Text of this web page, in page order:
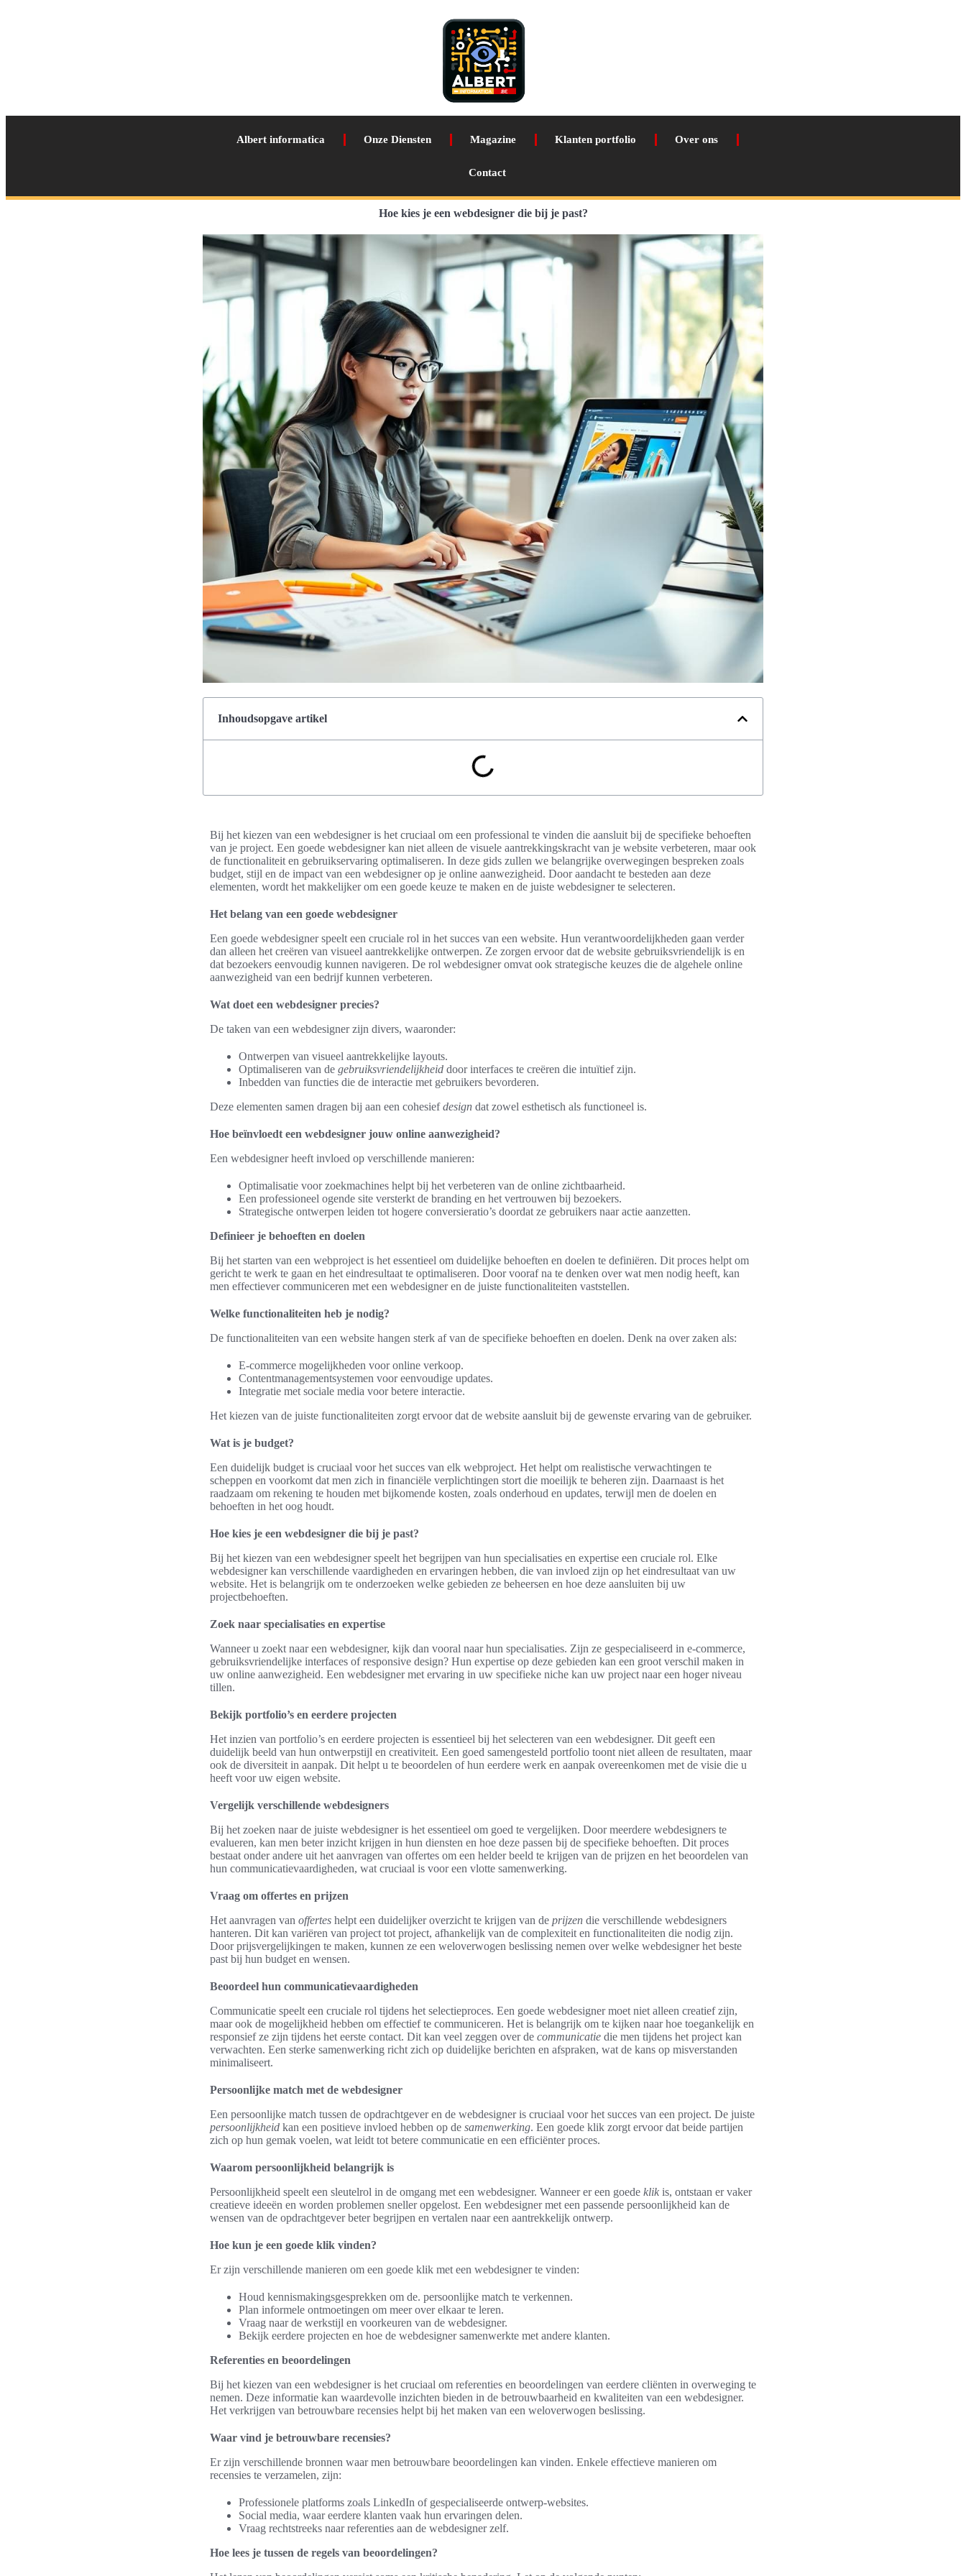
Albert informatica Onze Diensten Magazine Klanten portfolio Over ons
Contact
Hoe kies je een webdesigner die bij je past?
Inhoudsopgave artikel
Bij het kiezen van een webdesigner is het cruciaal om een professional te vinden die aansluit bij de specifieke behoeften
van je project. Een goede webdesigner kan niet alleen de visuele aantrekkingskracht van je website verbeteren, maar ook
de functionaliteit en gebruikservaring optimaliseren. In deze gids zullen we belangrijke overwegingen bespreken zoals
budget, stijl en de impact van een webdesigner op je online aanwezigheid. Door aandacht te besteden aan deze
elementen, wordt het makkelijker om een goede keuze te maken en de juiste webdesigner te selecteren.
Het belang van een goede webdesigner
Een goede webdesigner speelt een cruciale rol in het succes van een website. Hun verantwoordelijkheden gaan verder
dan alleen het creëren van visueel aantrekkelijke ontwerpen. Ze zorgen ervoor dat de website gebruiksvriendelijk is en
dat bezoekers eenvoudig kunnen navigeren. De rol webdesigner omvat ook strategische keuzes die de algehele online
aanwezigheid van een bedrijf kunnen verbeteren.
Wat doet een webdesigner precies?
De taken van een webdesigner zijn divers, waaronder:
Ontwerpen van visueel aantrekkelijke layouts.
Optimaliseren van de gebruiksvriendelijkheid door interfaces te creëren die intuïtief zijn.
Inbedden van functies die de interactie met gebruikers bevorderen.
Deze elementen samen dragen bij aan een cohesiefdesign dat zowel esthetisch als functioneel is.
Hoe beïnvloedt een webdesigner jouw online aanwezigheid?
Een webdesigner heeft invloed op verschillende manieren:
Optimalisatie voor zoekmachines helpt bij het verbeteren van de online zichtbaarheid.
Een professioneel ogende site versterkt de branding en het vertrouwen bij bezoekers.
Strategische ontwerpen leiden tot hogere conversieratio’s doordat ze gebruikers naar actie aanzetten.
Definieer je behoeften en doelen
Bij het starten van een webproject is het essentieel om duidelijke behoeften en doelen te definiëren. Dit proces helpt om
gericht te werk te gaan en het eindresultaat te optimaliseren. Door vooraf na te denken over wat men nodig heeft, kan
men effectiever communiceren met een webdesigner en de juiste functionaliteiten vaststellen.
Welke functionaliteiten heb je nodig?
De functionaliteiten van een website hangen sterk af van de specifieke behoeften en doelen. Denk na over zaken als:
E-commerce mogelijkheden voor online verkoop.
Contentmanagementsystemen voor eenvoudige updates.
Integratie met sociale media voor betere interactie.
Het kiezen van de juiste functionaliteiten zorgt ervoor dat de website aansluit bij de gewenste ervaring van de gebruiker.
Wat is je budget?
Een duidelijk budget is cruciaal voor het succes van elk webproject. Het helpt om realistische verwachtingen te
scheppen en voorkomt dat men zich in financiële verplichtingen stort die moeilijk te beheren zijn. Daarnaast is het
raadzaam om rekening te houden met bijkomende kosten, zoals onderhoud en updates, terwijl men de doelen en
behoeften in het oog houdt.
Hoe kies je een webdesigner die bij je past?
Bij het kiezen van een webdesigner speelt het begrijpen van hun specialisaties en expertise een cruciale rol. Elke
webdesigner kan verschillende vaardigheden en ervaringen hebben, die van invloed zijn op het eindresultaat van uw
website. Het is belangrijk om te onderzoeken welke gebieden ze beheersen en hoe deze aansluiten bij uw
projectbehoeften.
Zoek naar specialisaties en expertise
Wanneer u zoekt naar een webdesigner, kijk dan vooral naar hun specialisaties. Zijn ze gespecialiseerd in e-commerce,
gebruiksvriendelijke interfaces of responsive design? Hun expertise op deze gebieden kan een groot verschil maken in
uw online aanwezigheid. Een webdesigner met ervaring in uw specifieke niche kan uw project naar een hoger niveau
tillen.
Bekijk portfolio’s en eerdere projecten
Het inzien van portfolio’s en eerdere projecten is essentieel bij het selecteren van een webdesigner. Dit geeft een
duidelijk beeld van hun ontwerpstijl en creativiteit. Een goed samengesteld portfolio toont niet alleen de resultaten, maar
ook de diversiteit in aanpak. Dit helpt u te beoordelen of hun eerdere werk en aanpak overeenkomen met de visie die u
heeft voor uw eigen website.
Vergelijk verschillende webdesigners
Bij het zoeken naar de juiste webdesigner is het essentieel om goed te vergelijken. Door meerdere webdesigners te
evalueren, kan men beter inzicht krijgen in hun diensten en hoe deze passen bij de specifieke behoeften. Dit proces
bestaat onder andere uit het aanvragen van offertes om een helder beeld te krijgen van de prijzen en het beoordelen van
hun communicatievaardigheden, wat cruciaal is voor een vlotte samenwerking.
Vraag om offertes en prijzen
Het aanvragen van offertes helpt een duidelijker overzicht te krijgen van de prijzen die verschillende webdesigners
hanteren. Dit kan variëren van project tot project, afhankelijk van de complexiteit en functionaliteiten die nodig zijn.
Door prijsvergelijkingen te maken, kunnen ze een weloverwogen beslissing nemen over welke webdesigner het beste
past bij hun budget en wensen.
Beoordeel hun communicatievaardigheden
Communicatie speelt een cruciale rol tijdens het selectieproces. Een goede webdesigner moet niet alleen creatief zijn,
maar ook de mogelijkheid hebben om effectief te communiceren. Het is belangrijk om te kijken naar hoe toegankelijk en
responsief ze zijn tijdens het eerste contact. Dit kan veel zeggen over de communicatie die men tijdens het project kan
verwachten. Een sterke samenwerking richt zich op duidelijke berichten en afspraken, wat de kans op misverstanden
minimaliseert.
Persoonlijke match met de webdesigner
Een persoonlijke match tussen de opdrachtgever en de webdesigner is cruciaal voor het succes van een project. De juiste
persoonlijkheid kan een positieve invloed hebben op de samenwerking. Een goede klik zorgt ervoor dat beide partijen
zich op hun gemak voelen, wat leidt tot betere communicatie en een efficiënter proces.
Waarom persoonlijkheid belangrijk is
Persoonlijkheid speelt een sleutelrol in de omgang met een webdesigner. Wanneer er een goede klik is, ontstaan er vaker
creatieve ideeën en worden problemen sneller opgelost. Een webdesigner met een passende persoonlijkheid kan de
wensen van de opdrachtgever beter begrijpen en vertalen naar een aantrekkelijk ontwerp.
Hoe kun je een goede klik vinden?
Er zijn verschillende manieren om een goede klik met een webdesigner te vinden:
Houd kennismakingsgesprekken om de. persoonlijke match te verkennen.
Plan informele ontmoetingen om meer over elkaar te leren.
Vraag naar de werkstijl en voorkeuren van de webdesigner.
Bekijk eerdere projecten en hoe de webdesigner samenwerkte met andere klanten.
Referenties en beoordelingen
Bij het kiezen van een webdesigner is het cruciaal om referenties en beoordelingen van eerdere cliënten in overweging te
nemen. Deze informatie kan waardevolle inzichten bieden in de betrouwbaarheid en kwaliteiten van een webdesigner.
Het verkrijgen van betrouwbare recensies helpt bij het maken van een weloverwogen beslissing.
Waar vind je betrouwbare recensies?
Er zijn verschillende bronnen waar men betrouwbare beoordelingen kan vinden. Enkele effectieve manieren om
recensies te verzamelen, zijn:
Professionele platforms zoals LinkedIn of gespecialiseerde ontwerp-websites.
Social media, waar eerdere klanten vaak hun ervaringen delen.
Vraag rechtstreeks naar referenties aan de webdesigner zelf.
Hoe lees je tussen de regels van beoordelingen?